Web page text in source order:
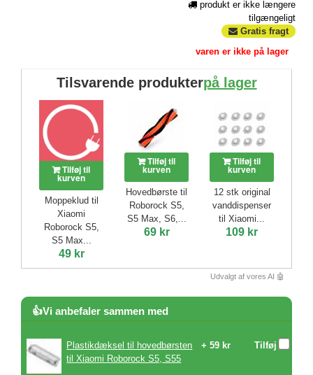
produkt er ikke længere
tilgængeligt
Gratis fragt
varen er ikke på lager
Tilsvarende produkterpå lager
Tilføj til
kurven
Moppeklud til
Xiaomi
Roborock S5,
S5 Max...
49 kr
Tilføj til
kurven
Hovedbørste til
Roborock S5,
S5 Max, S6,...
69 kr
Tilføj til
kurven
12 stk original
vanddispenser
til Xiaomi...
109 kr
Udvalgt af vores AI 🤖
👍Vi anbefaler sammen med
Plastikdæksel til hovedbørsten
til Xiaomi Roborock S5, S55
+ 59 kr Tilføj